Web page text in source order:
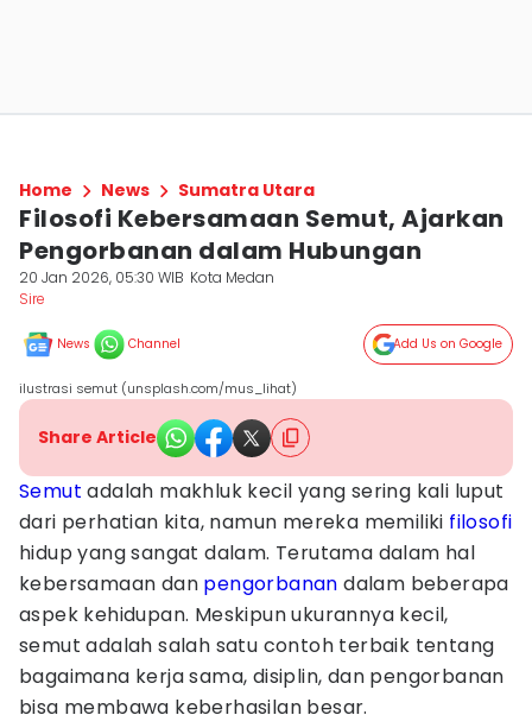
Home News Sumatra Utara
Filosofi Kebersamaan Semut, Ajarkan
Pengorbanan dalam Hubungan
20 Jan 2026, 05:30 WIB Kota Medan
Sire
News Channel Add Us on Google
ilustrasi semut (unsplash.com/mus_lihat)
Share Article
Semut adalah makhluk kecil yang sering kali luput
dari perhatian kita, namun mereka memiliki filosofi
hidup yang sangat dalam. Terutama dalam hal
kebersamaan dan pengorbanan dalam beberapa
aspek kehidupan. Meskipun ukurannya kecil,
semut adalah salah satu contoh terbaik tentang
bagaimana kerja sama, disiplin, dan pengorbanan
bisa membawa keberhasilan besar.